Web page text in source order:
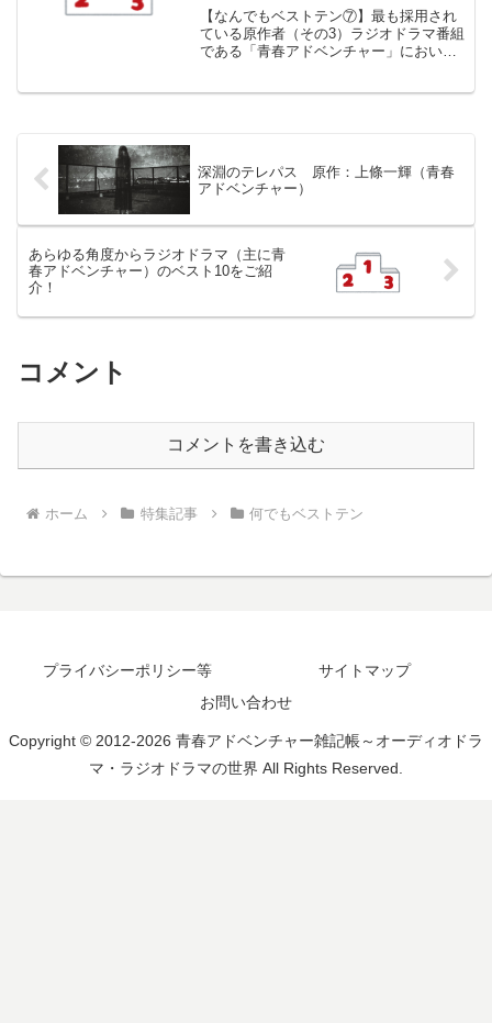
された作家さんはだれか？
【なんでもベストテン⑦】最も採用され
ている原作者（その3）ラジオドラマ番組
である「青春アドベンチャー」におい
深淵のテレパス 原作：上條一輝（青春
アドベンチャー）
あらゆる角度からラジオドラマ（主に青
春アドベンチャー）のベスト10をご紹
介！
コメント
コメントを書き込む
ホーム 特集記事 何でもベストテン
プライバシーポリシー等
サイトマップ
お問い合わせ
Copyright © 2012-2026 青春アドベンチャー雑記帳～オーディオドラ
マ・ラジオドラマの世界 All Rights Reserved.